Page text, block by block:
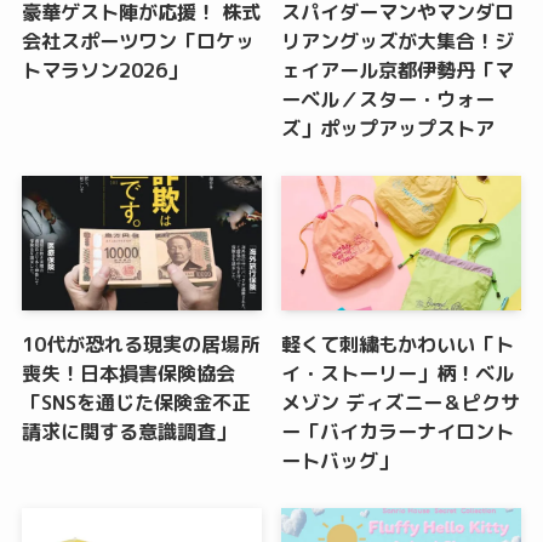
豪華ゲスト陣が応援！ 株式
会社スポーツワン「ロケッ
トマラソン2026」
スパイダーマンやマンダロ
リアングッズが大集合！ジ
ェイアール京都伊勢丹「マ
ーベル／スター・ウォー
ズ」ポップアップストア
10代が恐れる現実の居場所
喪失！日本損害保険協会
「SNSを通じた保険金不正
請求に関する意識調査」
軽くて刺繍もかわいい「ト
イ・ストーリー」柄！ベル
メゾン ディズニー＆ピクサ
ー「バイカラーナイロント
ートバッグ」